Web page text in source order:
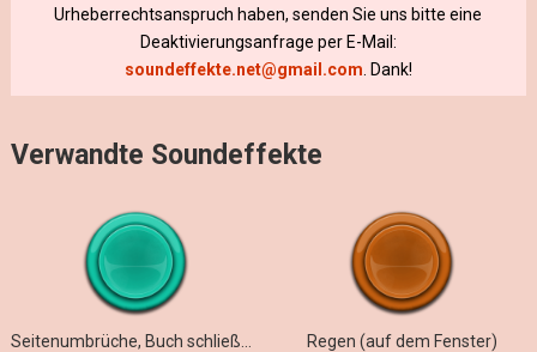
Urheberrechtsanspruch haben, senden Sie uns bitte eine
Deaktivierungsanfrage per E-Mail:
soundeffekte.net@gmail.com . Dank!
Verwandte Soundeffekte
Regen (auf dem Fenster)